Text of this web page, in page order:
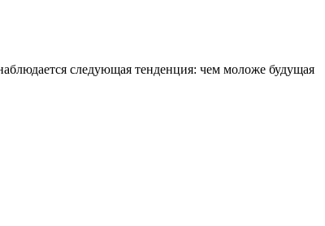
следующая тенденция: чем моложе будущая